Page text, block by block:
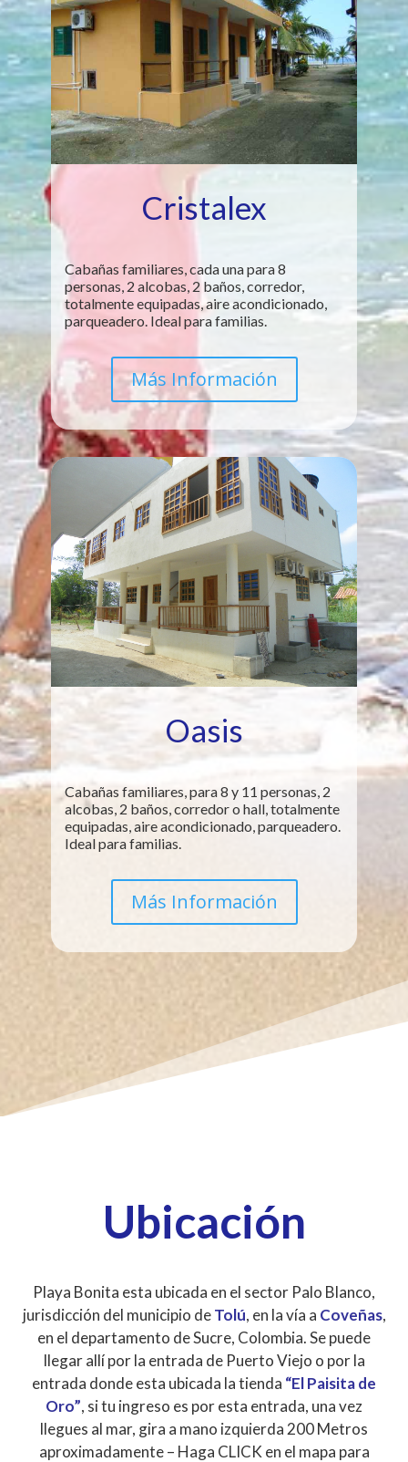
Cristalex
Cabañas familiares, cada una para 8
personas, 2 alcobas, 2 baños, corredor,
totalmente equipadas, aire acondicionado,
parqueadero. Ideal para familias.
Más Información
Oasis
Cabañas familiares, para 8 y 11 personas, 2
alcobas, 2 baños, corredor o hall, totalmente
equipadas, aire acondicionado, parqueadero.
Ideal para familias.
Más Información
Ubicación
Playa Bonita esta ubicada en el sector Palo Blanco,
jurisdicción del municipio deTolú, en la vía a Coveñas,
en el departamento de Sucre, Colombia. Se puede
llegar allí por la entrada de Puerto Viejo o por la
entrada donde esta ubicada la tienda “El Paisita de
Oro”, si tu ingreso es por esta entrada, una vez
llegues al mar, gira a mano izquierda 200 Metros
aproximadamente – Haga CLICK en el mapa para